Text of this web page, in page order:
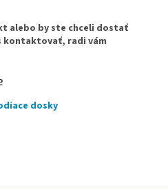
alebo by ste chceli dostať
kontaktovať, radi vám
dosky